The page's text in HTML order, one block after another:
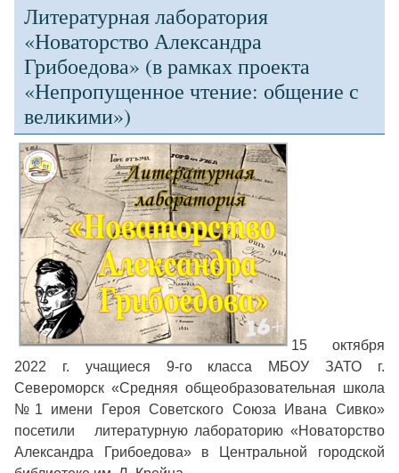
Литературная лаборатория
«Новаторство Александра
Грибоедова» (в рамках проекта
«Непропущенное чтение: общение с
великими»)
15 октября
2022 г. учащиеся 9-го класса МБОУ ЗАТО г.
Североморск «Средняя общеобразовательная школа
№1 имени Героя Советского Союза Ивана Сивко»
посетили литературную лабораторию «Новаторство
Александра Грибоедова» в Центральной городской